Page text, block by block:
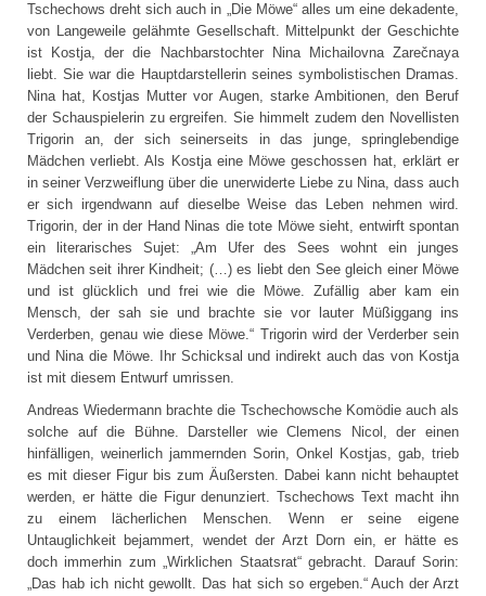
Tschechows dreht sich auch in „Die Möwe“ alles um eine dekadente,
von Langeweile gelähmte Gesellschaft. Mittelpunkt der Geschichte
ist Kostja, der die Nachbarstochter Nina Michailovna Zarečnaya
liebt. Sie war die Hauptdarstellerin seines symbolistischen Dramas.
Nina hat, Kostjas Mutter vor Augen, starke Ambitionen, den Beruf
der Schauspielerin zu ergreifen. Sie himmelt zudem den Novellisten
Trigorin an, der sich seinerseits in das junge, springlebendige
Mädchen verliebt. Als Kostja eine Möwe geschossen hat, erklärt er
in seiner Verzweiflung über die unerwiderte Liebe zu Nina, dass auch
er sich irgendwann auf dieselbe Weise das Leben nehmen wird.
Trigorin, der in der Hand Ninas die tote Möwe sieht, entwirft spontan
ein literarisches Sujet: „Am Ufer des Sees wohnt ein junges
Mädchen seit ihrer Kindheit; (…) es liebt den See gleich einer Möwe
und ist glücklich und frei wie die Möwe. Zufällig aber kam ein
Mensch, der sah sie und brachte sie vor lauter Müßiggang ins
Verderben, genau wie diese Möwe.“ Trigorin wird der Verderber sein
und Nina die Möwe. Ihr Schicksal und indirekt auch das von Kostja
ist mit diesem Entwurf umrissen.
Andreas Wiedermann brachte die Tschechowsche Komödie auch als
solche auf die Bühne. Darsteller wie Clemens Nicol, der einen
hinfälligen, weinerlich jammernden Sorin, Onkel Kostjas, gab, trieb
es mit dieser Figur bis zum Äußersten. Dabei kann nicht behauptet
werden, er hätte die Figur denunziert. Tschechows Text macht ihn
zu einem lächerlichen Menschen. Wenn er seine eigene
Untauglichkeit bejammert, wendet der Arzt Dorn ein, er hätte es
doch immerhin zum „Wirklichen Staatsrat“ gebracht. Darauf Sorin:
„Das hab ich nicht gewollt. Das hat sich so ergeben.“ Auch der Arzt